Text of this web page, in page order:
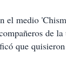
el medio
de
que